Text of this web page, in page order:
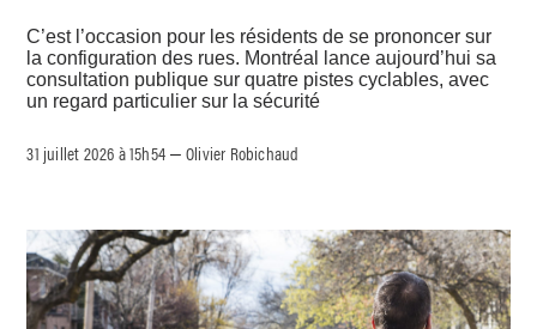
C’est l’occasion pour les résidents de se prononcer sur
la configuration des rues. Montréal lance aujourd’hui sa
consultation publique sur quatre pistes cyclables, avec
un regard particulier sur la sécurité
31 juillet 2026 à 15h54 –Olivier Robichaud